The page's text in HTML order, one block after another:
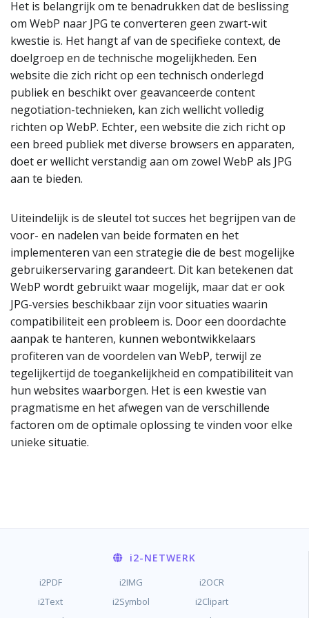
Het is belangrijk om te benadrukken dat de beslissing
om WebP naar JPG te converteren geen zwart-wit
kwestie is. Het hangt af van de specifieke context, de
doelgroep en de technische mogelijkheden. Een
website die zich richt op een technisch onderlegd
publiek en beschikt over geavanceerde content
negotiation-technieken, kan zich wellicht volledig
richten op WebP. Echter, een website die zich richt op
een breed publiek met diverse browsers en apparaten,
doet er wellicht verstandig aan om zowel WebP als JPG
aan te bieden.
Uiteindelijk is de sleutel tot succes het begrijpen van de
voor- en nadelen van beide formaten en het
implementeren van een strategie die de best mogelijke
gebruikerservaring garandeert. Dit kan betekenen dat
WebP wordt gebruikt waar mogelijk, maar dat er ook
JPG-versies beschikbaar zijn voor situaties waarin
compatibiliteit een probleem is. Door een doordachte
aanpak te hanteren, kunnen webontwikkelaars
profiteren van de voordelen van WebP, terwijl ze
tegelijkertijd de toegankelijkheid en compatibiliteit van
hun websites waarborgen. Het is een kwestie van
pragmatisme en het afwegen van de verschillende
factoren om de optimale oplossing te vinden voor elke
unieke situatie.
i2-NETWERK
i2PDF i2IMG
i2OCR
i2Text
i2Symbol
i2Clipart